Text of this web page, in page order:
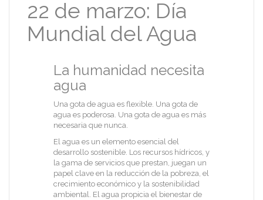
22 de marzo: Día
Mundial del Agua
La humanidad necesita
agua
Una gota de agua es flexible. Una gota de
agua es poderosa. Una gota de agua es más
necesaria que nunca.
El agua es un elemento esencial del
desarrollo sostenible. Los recursos hídricos, y
la gama de servicios que prestan, juegan un
papel clave en la reducción de la pobreza, el
crecimiento económico y la sostenibilidad
ambiental. El agua propicia el bienestar de